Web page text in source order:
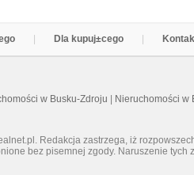
Dla kupuj±cego
w Busku-Zdroju | Nieruchomości w
Redakcja zastrzega, iż
bez pisemnej zgody. Naruszenie